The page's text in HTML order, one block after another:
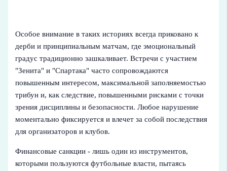
Особое внимание в таких историях всегда приковано к
дерби и принципиальным матчам, где эмоциональный
градус традиционно зашкаливает. Встречи с участием
"Зенита" и "Спартака" часто сопровождаются
повышенным интересом, максимальной заполняемостью
трибун и, как следствие, повышенными рисками с точки
зрения дисциплины и безопасности. Любое нарушение
моментально фиксируется и влечет за собой последствия
для организаторов и клубов.
Финансовые санкции - лишь один из инструментов,
которыми пользуются футбольные власти, пытаясь